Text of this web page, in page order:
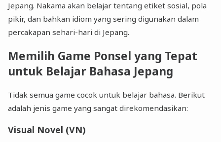
Jepang. Nakama akan belajar tentang etiket sosial, pola
pikir, dan bahkan idiom yang sering digunakan dalam
percakapan sehari-hari di Jepang.
Memilih Game Ponsel yang Tepat
untuk Belajar Bahasa Jepang
Tidak semua game cocok untuk belajar bahasa. Berikut
adalah jenis game yang sangat direkomendasikan:
Visual Novel (VN)